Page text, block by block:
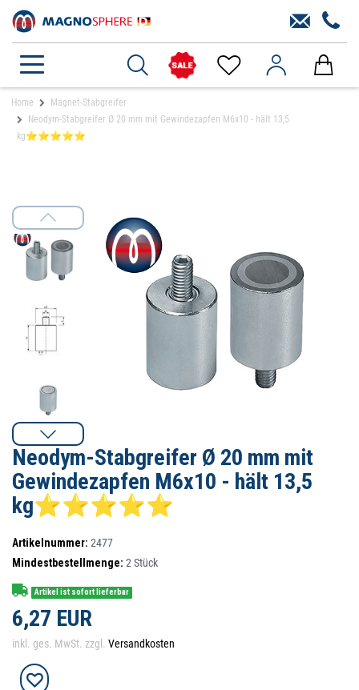
Home
Magnet-Stabgreifer
Neodym-Stabgreifer Ø 20 mm mit Gewindezapfen M6x10 - hält 13,5
kg⭐⭐⭐⭐⭐
Neodym-Stabgreifer Ø 20 mm mit
Gewindezapfen M6x10 - hält 13,5
kg⭐⭐⭐⭐⭐
Artikelnummer: 2477
Mindestbestellmenge: 2 Stück
Artikel ist sofort lieferbar
6,27 EUR
inkl. ges. MwSt. zzgl. Versandkosten